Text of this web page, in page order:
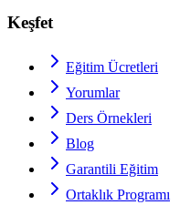
Keşfet
Eğitim Ücretleri
Yorumlar
Ders Örnekleri
Blog
Garantili Eğitim
Ortaklık Programı